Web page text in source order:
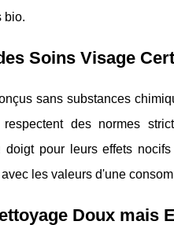
bio.
Soins Visage
sans substances
respectent des normes
doigt pour leurs effets
les valeurs d'une
Doux mais